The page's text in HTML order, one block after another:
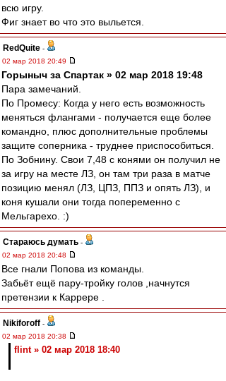
всю игру.
Фиг знает во что это выльется.
RedQuite -
02 мар 2018 20:49
Горыныч за Спартак » 02 мар 2018 19:48
Пара замечаний.
По Промесу: Когда у него есть возможность
меняться флангами - получается еще более
командно, плюс дополнительные проблемы
защите соперника - труднее приспособиться.
По Зобнину. Свои 7,48 с конями он получил не
за игру на месте ЛЗ, он там три раза в матче
позицию менял (ЛЗ, ЦПЗ, ППЗ и опять ЛЗ), и
коня кушали они тогда попеременно с
Мельгарехо. :)
Стараюсь думать -
02 мар 2018 20:48
Все гнали Попова из команды.
Забьёт ещё пару-тройку голов ,начнутся
претензии к Каррере .
Nikiforoff -
02 мар 2018 20:38
flint » 02 мар 2018 18:40